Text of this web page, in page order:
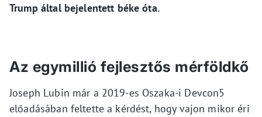
Trump által bejelentett béke óta.
Az egymillió fejlesztős mérföldkő
Joseph Lubin már a 2019-es Oszaka-i Devcon5
előadásában feltette a kérdést, hogy vajon mikor éri